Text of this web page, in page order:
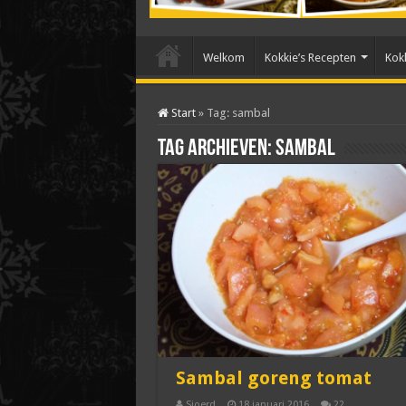
Welkom Kokkie’s Recepten
Start » Tag: sambal
Tag archieven:sambal
Sambal goreng tomat